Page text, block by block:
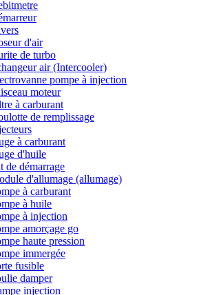
d'air
de turbo
air (Intercooler)
pompe à injection
moteur
à carburant
de remplissage
à carburant
d'huile
de démarrage
d'allumage (allumage)
à carburant
à huile
à injection
amorçage go
haute pression
immergée
fusible
damper
injection